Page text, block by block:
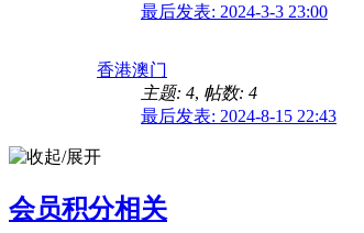
最后发表: 2024-3-3 23:00
香港澳门
主题: 4, 帖数: 4
最后发表: 2024-8-15 22:43
会员积分相关